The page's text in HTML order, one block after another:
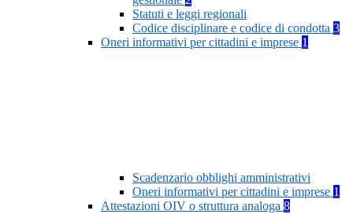
Statuti e leggi regionali
Codice disciplinare e codice di condotta 3
Oneri informativi per cittadini e imprese 1
Scadenzario obblighi amministrativi
Oneri informativi per cittadini e imprese 1
Attestazioni OIV o struttura analoga 8